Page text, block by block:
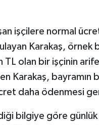
işçilere normal
Karakaş, örnek
olan bir işçinin
Karakaş, bayramın
daha ödenmesi
bilgiye göre